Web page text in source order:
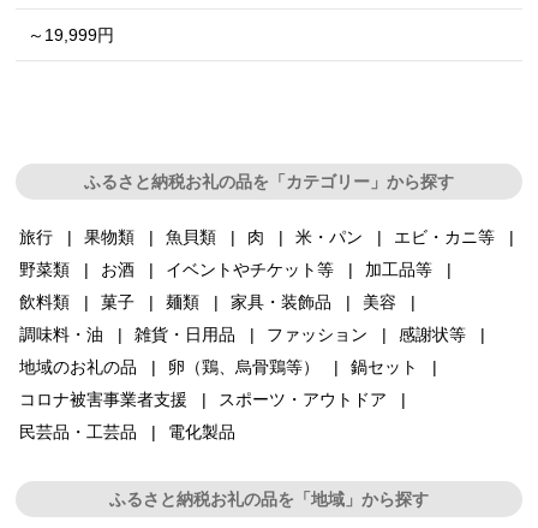
～19,999円
ふるさと納税お礼の品を「カテゴリー」から探す
旅行 果物類 魚貝類 肉 米・パン
エビ・カニ等
野菜類
お酒 イベントやチケット等
加工品等
飲料類
菓子 麺類 家具・装飾品
美容
調味料・油
雑貨・日用品 ファッション
感謝状等
地域のお礼の品
卵（鶏、烏骨鶏等）
鍋セット
コロナ被害事業者支援
スポーツ・アウトドア
民芸品・工芸品
電化製品
ふるさと納税お礼の品を「地域」から探す